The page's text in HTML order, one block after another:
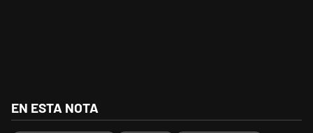
EN ESTA NOTA